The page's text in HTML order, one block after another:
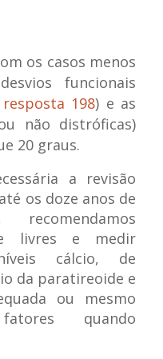
os casos menos
funcionais
resposta 198) e as
não distróficas)
20 graus.
a revisão
os doze anos de
e livres e medir
cálcio, de
da paratireoide e
ou mesmo
quando